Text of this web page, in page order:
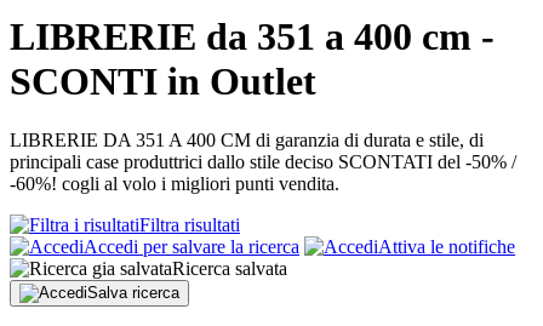
LIBRERIE da 351 a 400 cm -
SCONTI in Outlet
LIBRERIE DA 351 A 400 CM di garanzia di durata e stile, di
principali case produttrici dallo stile deciso SCONTATI del -50% /
-60%! cogli al volo i migliori punti vendita.
Filtra risultati
Accedi per salvare la ricerca
Attiva le notifiche
Ricerca salvata
Salva ricerca